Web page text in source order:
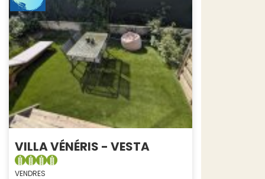
VILLA VÉNÉRIS - VESTA
VENDRES